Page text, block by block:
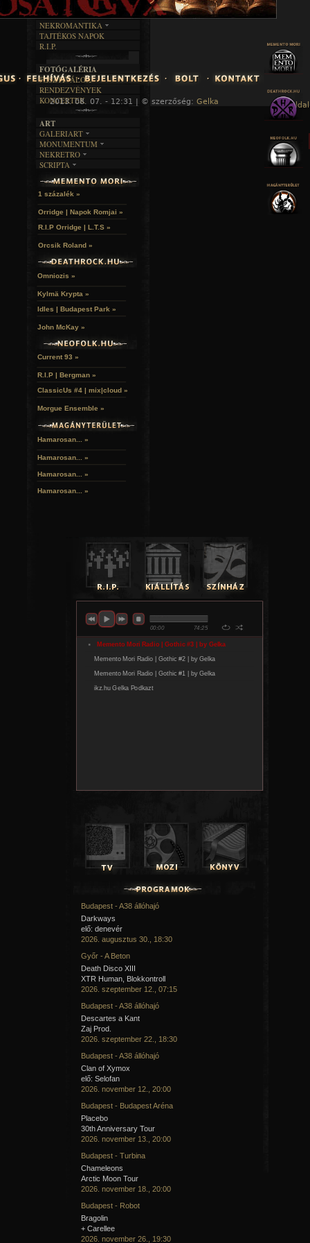
2013. 08. 07. - 12:31 | © szerzőség: Gelka « Főoldal
DALSZÖVEGEK
MŰVÉSZET
ÍRÁSTÖRTÉNET
KÉPES
SZÖVEGES
RENDEZVÉNYEK
NEKROMANTIKA
AKTUÁLIS
A MÚLT
TAJTÉKOS NAPOK
R.I.P.
FOTÓGALÉRIA
FESZTIVÁLOK
RENDEZVÉNYEK
KONCERTEK
ART
GALERIART
ARTGALERI
KÉPREGÉNYEK
LAKÁSKULTS
MONUMENTUM
TEMETŐK
TEMPLOMOK
VÁRAK
HELYEK
NEKRETRO
SZUBKULT
FEKETE LYUK
RELIKVIÁK
SCRIPTA
NOVELLÁK
VERSEK
1 százalék »
Orridge | Napok Romjai »
R.I.P Orridge | L.T.S »
Orcsik Roland »
Omniozis »
Kylmä Krypta »
Idles | Budapest Park »
John McKay »
Current 93 »
R.I.P | Bergman »
ClassicUs #4 | mix|cloud »
Morgue Ensemble »
Hamarosan... »
Hamarosan... »
Hamarosan... »
Hamarosan... »
Budapest - A38 állóhajó
Darkways
elő: denevér
2026. augusztus 30., 18:30
Győr - A Beton
Death Disco XIII
XTR Human, Blokkontroll
2026. szeptember 12., 07:15
Budapest - A38 állóhajó
Descartes a Kant
Zaj Prod.
2026. szeptember 22., 18:30
Budapest - A38 állóhajó
Clan of Xymox
elő: Selofan
2026. november 12., 20:00
Budapest - Budapest Aréna
Placebo
30th Anniversary Tour
2026. november 13., 20:00
Budapest - Turbina
Chameleons
Arctic Moon Tour
2026. november 18., 20:00
Budapest - Robot
Bragolin
+ Carellee
2026. november 26., 19:30